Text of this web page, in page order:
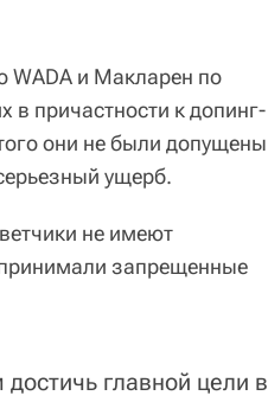
WADA и Макларен по
в причастности к допинг-
они не были допущены
ущерб.
не имеют
запрещенные
главной цели в